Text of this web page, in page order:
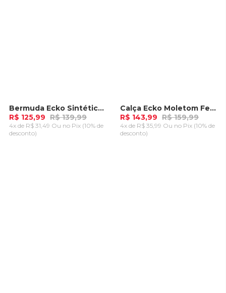
-10%
Bermuda Ecko Sintética Caqui
R$ 125,99 R$ 139,99
4x de R$ 31,49 Ou no Pix (10% de
desconto)
- 10%Calça Ecko Moletom Feminina Rosa Pink Flash
R$ 143,99 R$ 159,99
4x de R$ 35,99 Ou no Pix (10% de
desconto)